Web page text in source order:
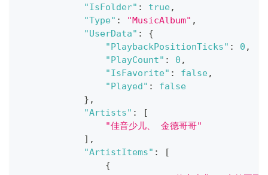
"IsFolder" : true,
"Type" : "MusicAlbum" ,
"UserData" :
{
"PlaybackPositionTicks" : 0 ,
"PlayCount" : 0 ,
"IsFavorite" : false,
"Played" :
false
} ,
"Artists" :
[
"佳音少儿、 金德哥哥"
] ,
"ArtistItems" :
[
{